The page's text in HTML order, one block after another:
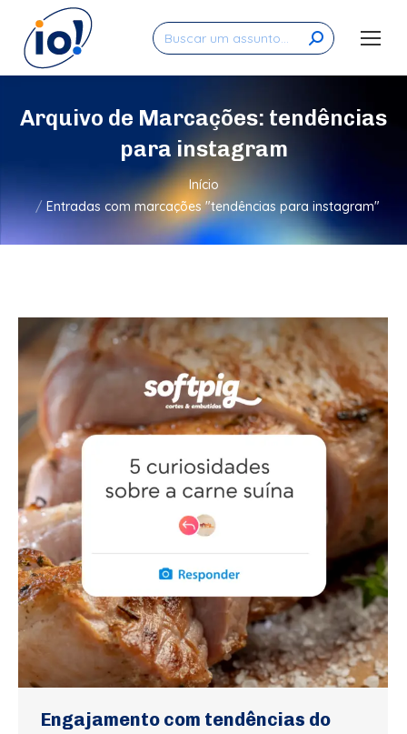
Search:
Arquivo de Marcações: tendências
para instagram
Você está aqui:
Início
Entradas com marcações "tendências para instagram"
Engajamento com tendências do